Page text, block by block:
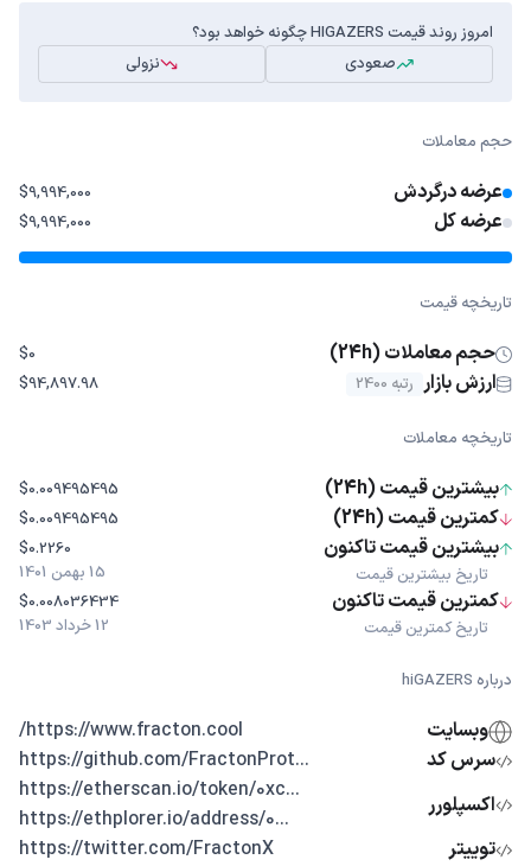
امروز روند قیمت HIGAZERS چگونه خواهد بود؟
صعودی
نزولی
حجم معاملات
عرضه درگردش $9,994,000
عرضه کل $9,994,000
تاریخچه قیمت
حجم معاملات (24h) $0
ارزش بازار رتبه 2400 $94,897.98
تاریخچه معاملات
بیشترین قیمت (24h) $0.009495495
کمترین قیمت (24h) $0.009495495
بیشترین قیمت تاکنون
تاریخ بیشترین قیمت
$0.2260
15 بهمن 1401
کمترین قیمت تاکنون
تاریخ کمترین قیمت
$0.008036434
12 خرداد 1403
درباره hiGAZERS
وبسایت
https://www.fracton.cool/
سرس کد
...https://github.com/FractonProt
اکسپلورر
...https://etherscan.io/token/0xc
...https://ethplorer.io/address/0
توییتر
https://twitter.com/FractonX